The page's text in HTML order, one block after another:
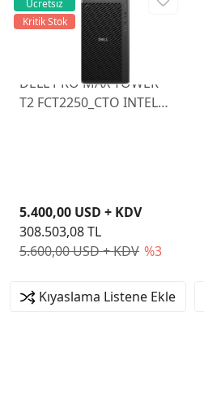
DELL PRO MAX TOWER
T2 FCT2250_CTO INTEL
5.600,00 USD + KDV %3
5.400,00 USD + KDV
308.503,08 TL
Ücretsiz
Kritik Stok
Kıyaslama Listene Ekle